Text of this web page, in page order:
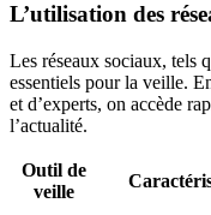
L’utilisation des
Les réseaux sociaux, tels
essentiels pour la veille.
et d’experts, on accède
l’actualité.
Outil de
veille